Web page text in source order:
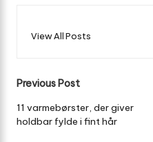
View All Posts
Post
navigation
Previous Post
11 varmebørster, der giver
holdbar fylde i fint hår